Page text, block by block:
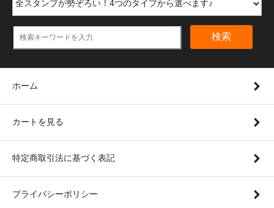
検索
ホーム
カートを見る
特定商取引法に基づく表記
プライバシーポリシー